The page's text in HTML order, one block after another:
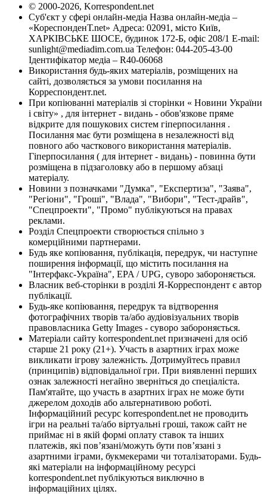
© 2000-2026, Korrespondent.net
Суб'єкт у сфері онлайн-медіа Назва онлайн-медіа –
«КореспонденТ.net» Адреса: 02091, місто Київ,
ХАРКІВСЬКЕ ШОСЕ, будинок 172-Б, офіс 208/1 E-mail:
sunlight@mediadim.com.ua Телефон: 044-205-43-00
Ідентифікатор медіа – R40-06068
Використання будь-яких матеріалів, розміщених на
сайті, дозволяється за умови посилання на
Корреспондент.net.
При копіюванні матеріалів зі сторінки « Новини України
і світу» , для інтернет - видань - обов'язкове пряме
відкрите для пошукових систем гіперпосилання .
Посилання має бути розміщена в незалежності від
повного або часткового використання матеріалів.
Гіперпосилання ( для інтернет - видань) - повинна бути
розміщена в підзаголовку або в першому абзаці
матеріалу.
Новини з позначками "Думка", "Експертиза", "Заява",
"Регіони", "Гроші", "Влада", "Вибори", "Тест-драйв",
"Спецпроекти", "Промо" публікуються на правах
реклами.
Розділ Спецпроекти створюється спільно з
комерційними партнерами.
Будь яке копіювання, публікація, передрук, чи наступне
поширення інформації, що містить посилання на
"Інтерфакс-Україна", EPA / UPG, суворо забороняється.
Власник веб-сторінки в розділі Я-Корреспондент є автор
публікації.
Будь-яке копіювання, передрук та відтворення
фотографічних творів та/або аудіовізуальних творів
правовласника Getty Images - суворо забороняється.
Матеріали сайту korrespondent.net призначені для осіб
старше 21 року (21+). Участь в азартних іграх може
викликати ігрову залежність. Дотримуйтесь правил
(принципів) відповідальної гри. При виявленні перших
ознак залежності негайно зверніться до спеціаліста.
Пам'ятайте, що участь в азартних іграх не може бути
джерелом доходів або альтернативою роботі.
Інформаційний ресурс korrespondent.net не проводить
ігри на реальні та/або віртуальні гроші, також сайт не
приймає ні в якій формі оплату ставок та інших
платежів, які пов’язані/можуть бути пов’язані з
азартними іграми, букмекерами чи тоталізаторами. Будь-
які матеріали на інформаційному ресурсі
korrespondent.net публікуються виключно в
інформаційних цілях.